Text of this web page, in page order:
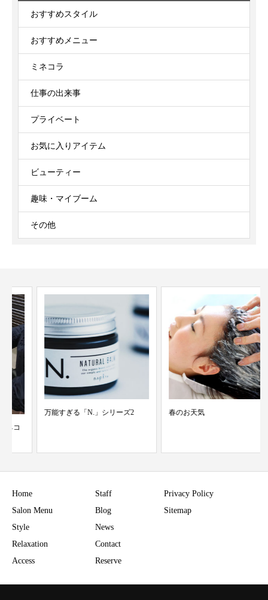
おすすめスタイル
おすすめメニュー
ミネコラ
仕事の出来事
プライベート
お気に入りアイテム
ビューティー
趣味・マイブーム
その他
万能すぎる「N.」シリーズ2 春のお天気
Home
Salon Menu
Style
Relaxation
Access
Staff
Blog
News
Contact
Reserve
Privacy Policy
Sitemap